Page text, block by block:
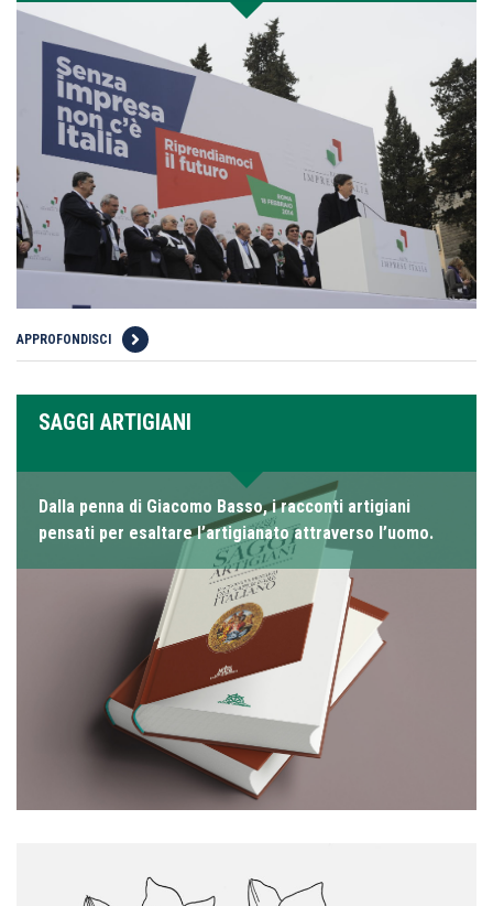
APPROFONDISCI
SAGGI ARTIGIANI
Dalla penna di Giacomo Basso, i racconti artigiani
pensati per esaltare l’artigianato attraverso l’uomo.